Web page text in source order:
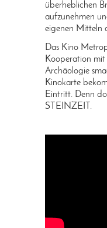
überheblichen
aufzunehmen
eigenen Mitteln
Das Kino
Kooperation
Archäologie
Kinokarte
Eintritt. Denn
STEINZEIT.